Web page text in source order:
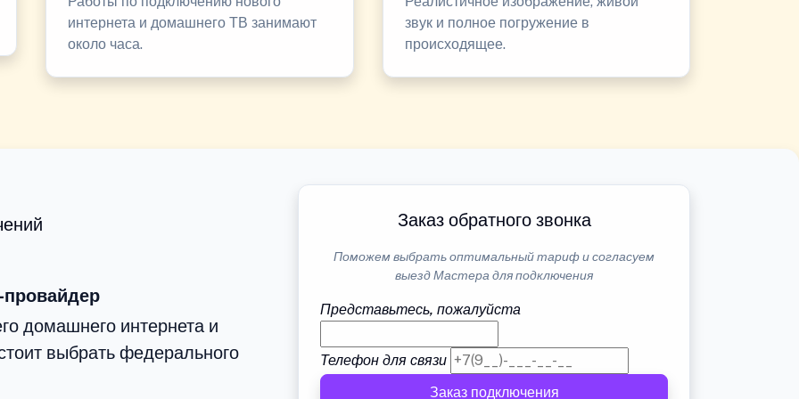
интернета и домашнего ТВ занимают
около часа.
звук и полное погружение в
происходящее.
домашнего интернета и
выбрать федерального
Заказ обратного звонка
Поможем выбрать оптимальный тариф и согласуем
выезд Мастера для подключения
Представьтесь, пожалуйста
Телефон для связи
Заказ подключения